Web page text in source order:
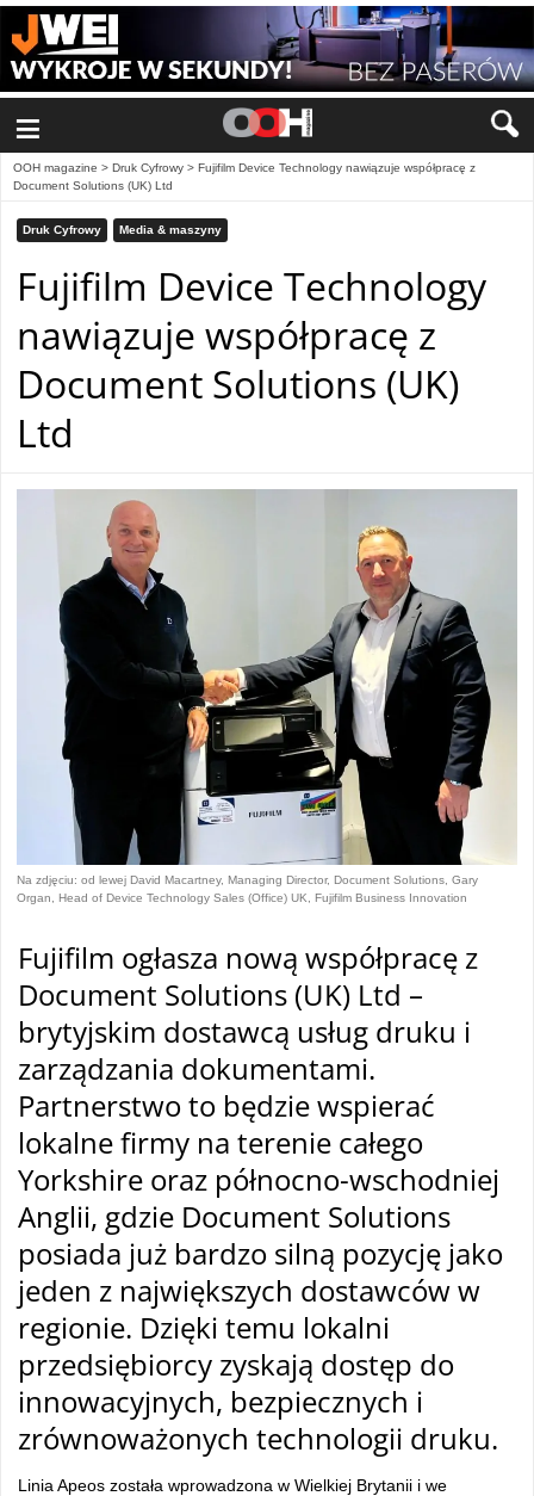
≡
OOH magazine > Druk Cyfrowy > Fujifilm Device Technology nawiązuje współpracę z
Document Solutions (UK) Ltd
Druk Cyfrowy Media & maszyny
Fujifilm Device Technology
nawiązuje współpracę z
Document Solutions (UK)
Ltd
Na zdjęciu: od lewej David Macartney, Managing Director, Document Solutions, Gary
Organ, Head of Device Technology Sales (Office) UK, Fujifilm Business Innovation
Fujifilm ogłasza nową współpracę z
Document Solutions (UK) Ltd –
brytyjskim dostawcą usług druku i
zarządzania dokumentami.
Partnerstwo to będzie wspierać
lokalne firmy na terenie całego
Yorkshire oraz północno-wschodniej
Anglii, gdzie Document Solutions
posiada już bardzo silną pozycję jako
jeden z największych dostawców w
regionie. Dzięki temu lokalni
przedsiębiorcy zyskają dostęp do
innowacyjnych, bezpiecznych i
zrównoważonych technologii druku.
Linia Apeos została wprowadzona w Wielkiej Brytanii i we